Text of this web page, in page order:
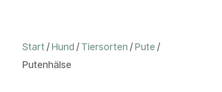
Start / Hund / Tiersorten / Pute /
Putenhälse